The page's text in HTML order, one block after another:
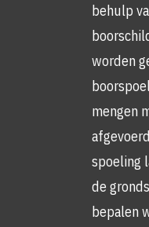
behulp
worden
mengen
spoeling
de
bepalen